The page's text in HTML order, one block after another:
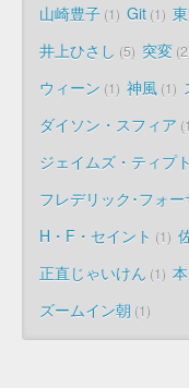
山崎豊子 1 Git 1
井上ひさし 5 突変 2
ウィーン 1 神風 1
ダイソン・スフィア 1
ジェイムズ・ティプ
フレデリック･フォー
H・F・セイント 1
正直じゃいけん 1
ズームイン朝 1